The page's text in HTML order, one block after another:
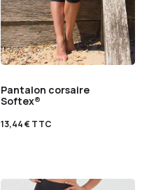
Pantalon corsaire
Softex®
13,44€TTC